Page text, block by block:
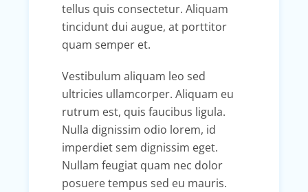
tellus quis consectetur. Aliquam
tincidunt dui augue, at porttitor
quam semper et.
Vestibulum aliquam leo sed
ultricies ullamcorper. Aliquam eu
rutrum est, quis faucibus ligula.
Nulla dignissim odio lorem, id
imperdiet sem dignissim eget.
Nullam feugiat quam nec dolor
posuere tempus sed eu mauris.